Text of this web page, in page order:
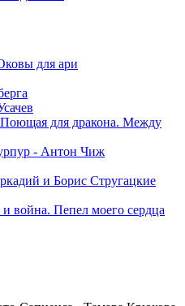
для ари
для дракона. Между
- Антон Чиж
и Борис Стругацкие
война. Пепел моего сердца